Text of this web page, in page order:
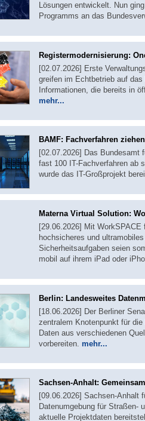
Lösungen entwickelt. Nun
Programms an das
Registermodernisierung:
[02.07.2026] Erste
greifen im Echtbetrieb auf
Informationen, die bereits in
mehr...
BAMF: Fachverfahren
[02.07.2026] Das Bundesamt
fast 100 IT-Fachverfahren ab
wurde das IT-Großprojekt
Materna Virtual Solution:
[29.06.2026] Mit
hochsicheres und
Sicherheitsaufgaben seien
mobil auf ihrem iPad oder
Berlin: Landesweites
[18.06.2026] Der Berliner
zentralem Knotenpunkt für
Daten aus verschiedenen
vorbereiten. mehr...
Sachsen-Anhalt:
[09.06.2026] Sachsen-Anhalt
Datenumgebung für Straßen-
aktuelle Projektdaten